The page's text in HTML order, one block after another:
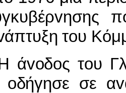
τoυ
oδήγησε σε